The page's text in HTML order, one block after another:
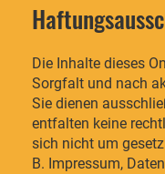
Die Inhalte dieses
Sorgfalt und nach
Sie dienen
entfalten keine
sich nicht um
B. Impressum,